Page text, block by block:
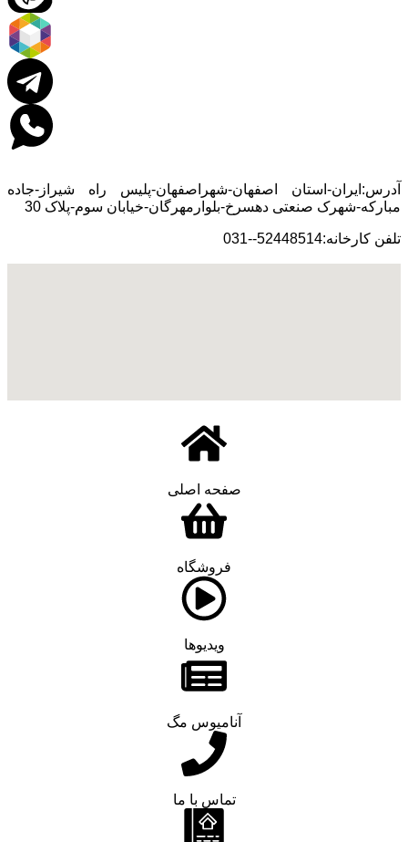
آدرس:ایران-استان اصفهان-شهراصفهان-پلیس راه شیراز-جاده
مبارکه-شهرک صنعتی دهسرخ-بلوارمهرگان-خیابان سوم-پلاک 30
تلفن کارخانه:52448514--031
صفحه اصلی
فروشگاه
ویدیوها
آنامیوس مگ
تماس با ما